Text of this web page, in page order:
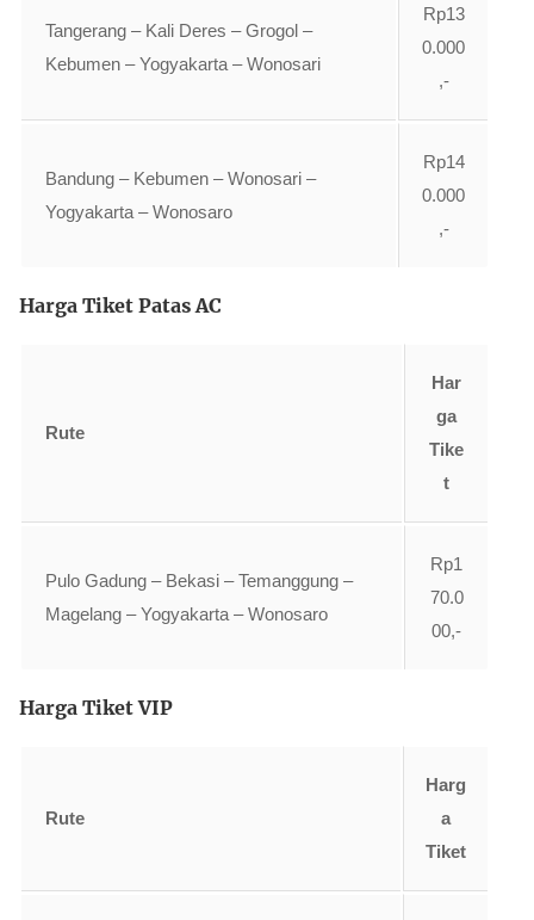
Tangerang – Kali Deres – Grogol –
Kebumen – Yogyakarta – Wonosari
Rp13
0.000
,-
Bandung – Kebumen – Wonosari –
Yogyakarta – Wonosaro
Rp14
0.000
,-
Harga Tiket Patas AC
Rute
Har
ga
Tike
t
Pulo Gadung – Bekasi – Temanggung –
Magelang – Yogyakarta – Wonosaro
Rp1
70.0
00,-
Harga Tiket VIP
Rute
Harg
a
Tiket